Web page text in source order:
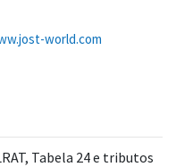
world.com
Tabela 24 e tributos